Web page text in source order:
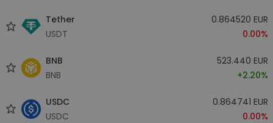
Tether
USDT
0.864520 EUR
0.00%
BNB
BNB
523.440 EUR
+2.20%
USDC
USDC
0.864741 EUR
0.00%